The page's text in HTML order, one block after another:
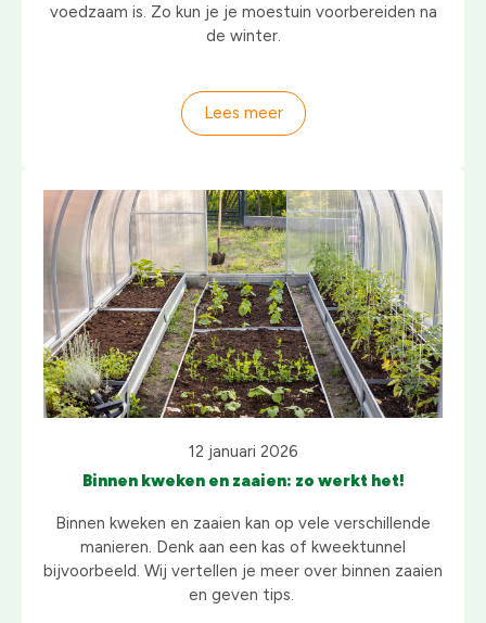
voedzaam is. Zo kun je je moestuin voorbereiden na
de winter.
Lees meer
12 januari 2026
Binnen kweken en zaaien: zo werkt het!
Binnen kweken en zaaien kan op vele verschillende
manieren. Denk aan een kas of kweektunnel
bijvoorbeeld. Wij vertellen je meer over binnen zaaien
en geven tips.